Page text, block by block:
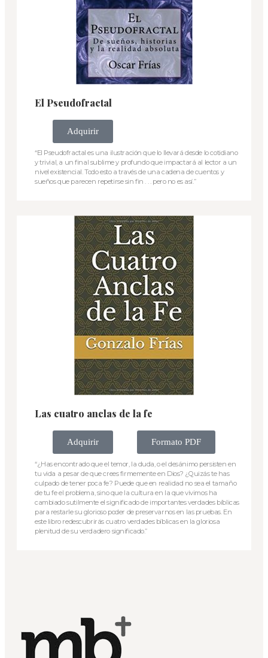
El Pseudofractal
Adquirir
“El Pseudofractal es una ilustración que lo llevará desde lo cotidiano
y trivial, a un final sublime y profundo que impactará al lector a un
nivel existencial. Todo esto a través de una cadena de cuentos y
sueños que parecen repetirse sin fin . . . pero no es así.”
Las cuatro anclas de la fe
Adquirir Formato PDF
“¿Has encontrado que el temor, la duda, o el desánimo persisten en
tu vida a pesar de que crees firmemente en Dios? ¿Quizás te has
culpado de tener poca fe? Puede que en realidad no sea el tamaño
de tu fe el problema, sino que la cultura en la que vivimos ha
cambiado sutilmente el significado de importantes verdades bíblicas
para restarle su glorioso poder de preservarnos en las pruebas. En
este libro redescubrirás cuatro verdades bíblicas en la gloriosa
plenitud de su verdadero significado.”